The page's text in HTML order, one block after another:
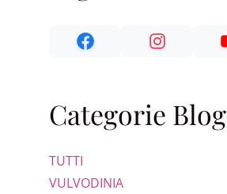
Categorie Blog
TUTTI
VULVODINIA